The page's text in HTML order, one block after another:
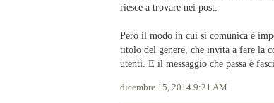
riesce a trovare nei post.
Però il modo in cui si comunica è
titolo del genere, che invita a fare la
utenti. E il messaggio che passa è
dicembre 15, 2014 9:21 AM